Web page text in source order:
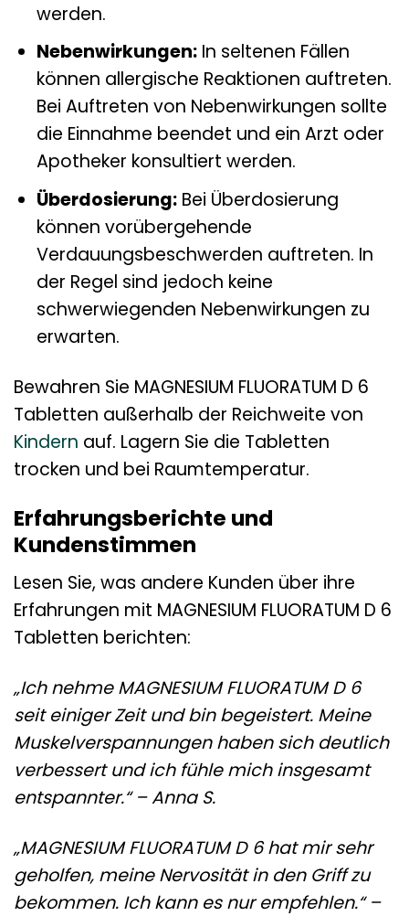
werden.
Nebenwirkungen:In seltenen Fällen
können allergische Reaktionen auftreten.
Bei Auftreten von Nebenwirkungen sollte
die Einnahme beendet und ein Arzt oder
Apotheker konsultiert werden.
Überdosierung:Bei Überdosierung
können vorübergehende
Verdauungsbeschwerden auftreten. In
der Regel sind jedoch keine
schwerwiegenden Nebenwirkungen zu
erwarten.
Bewahren Sie MAGNESIUM FLUORATUM D 6
Tabletten außerhalb der Reichweite von
Kindern auf. Lagern Sie die Tabletten
trocken und bei Raumtemperatur.
Erfahrungsberichte und
Kundenstimmen
Lesen Sie, was andere Kunden über ihre
Erfahrungen mit MAGNESIUM FLUORATUM D 6
Tabletten berichten:
„Ich nehme MAGNESIUM FLUORATUM D 6
seit einiger Zeit und bin begeistert. Meine
Muskelverspannungen haben sich deutlich
verbessert und ich fühle mich insgesamt
entspannter.“ – Anna S.
„MAGNESIUM FLUORATUM D 6 hat mir sehr
geholfen, meine Nervosität in den Griff zu
bekommen. Ich kann es nur empfehlen.“ –